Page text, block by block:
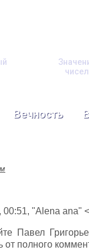
чисел
Вечность
00:51, "Alena ana"
Павел
от полного